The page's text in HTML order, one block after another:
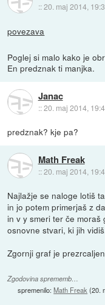
::20. maj 2014,
povezava
Poglej si malo kako je
En predznak ti manjka.
Janac
::20. maj 2014,
predznak? kje pa?
Math Freak
::20. maj 2014,
Najlažje se naloge lotiš
in jo potem primerjaš z
in v y smeri ter če
osnovne stvari, ki jih
Zgornji graf je
Zgodovina sprememb…
spremenilo:Math Freak (20.